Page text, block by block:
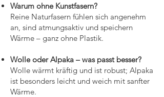
Warum ohne Kunstfasern?
Reine Naturfasern fühlen sich angenehm
an, sind atmungsaktiv und speichern
Wärme – ganz ohne Plastik.
Wolle oder Alpaka – was passt besser?
Wolle wärmt kräftig und ist robust; Alpaka
ist besonders leicht und weich mit sanfter
Wärme.